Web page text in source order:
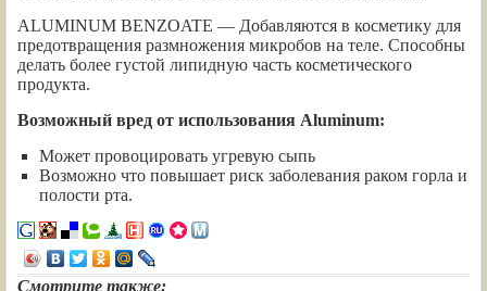
ALUMINUM BENZOATE — Добавляются в косметику для
предотвращения размножения микробов на теле. Способны
делать более густой липидную часть косметического
продукта.
Возможный вред от использования Aluminum:
Может провоцировать угревую сыпь
Возможно что повышает риск заболевания раком горла и
полости рта.
Смотрите также: